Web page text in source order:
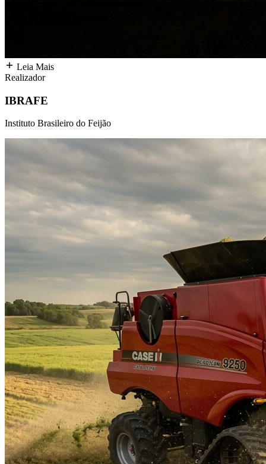
Leia Mais
Realizador
IBRAFE
Instituto Brasileiro do Feijão